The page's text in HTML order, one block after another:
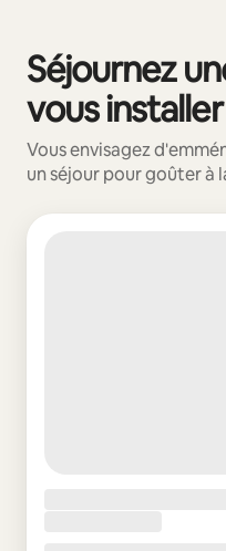
Séjournez
vous
Vous envisagez
un séjour pour goûter à
0 sur 0 élément visible